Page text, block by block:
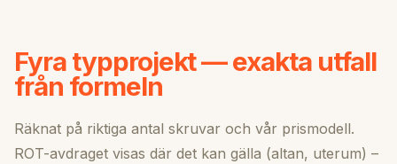
Fyra typprojekt — exakta utfall
från formeln
Räknat på riktiga antal skruvar och vår prismodell.
ROT-avdraget visas där det kan gälla (altan, uterum) –